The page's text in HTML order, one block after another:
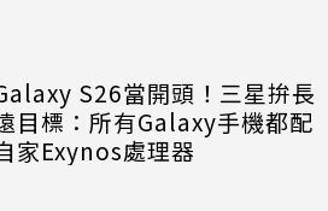
S26當開頭！三星拚長
目標：所有Galaxy手機都配
家Exynos處理器